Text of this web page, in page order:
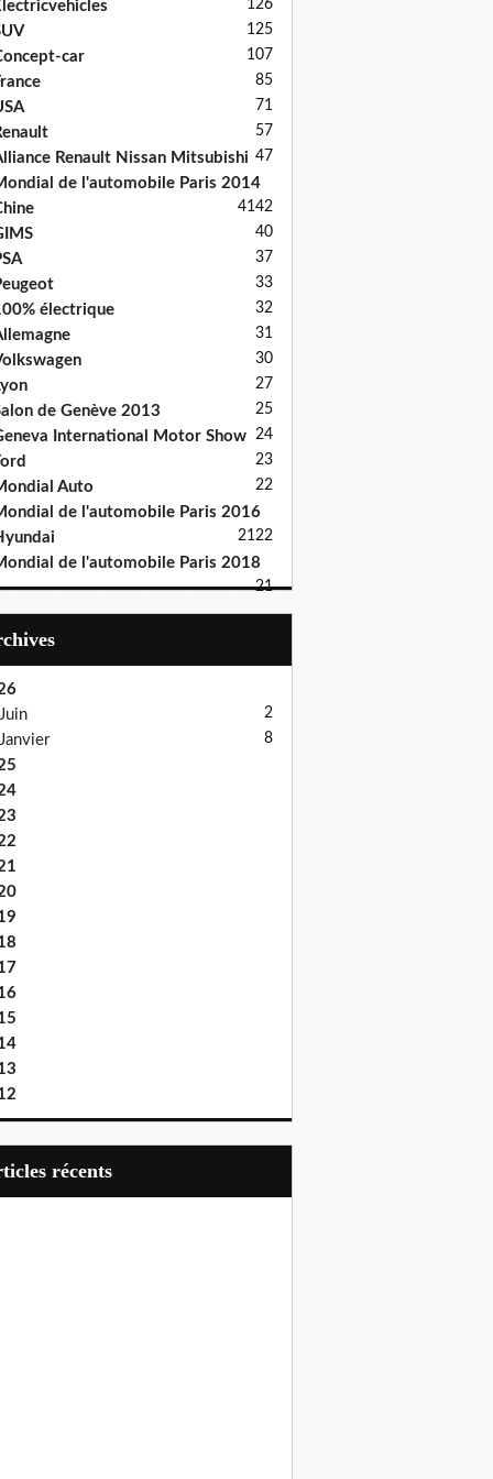
126
125
car 107
85
71
57
Renault Nissan Mitsubishi 47
de l'automobile Paris 2014
42
41
40
37
33
électrique 32
31
30
27
de Genève 2013 25
International Motor Show 24
23
Auto 22
de l'automobile Paris 2016
22
21
de l'automobile Paris 2018
21
Juin
2
Janvier 8
récents